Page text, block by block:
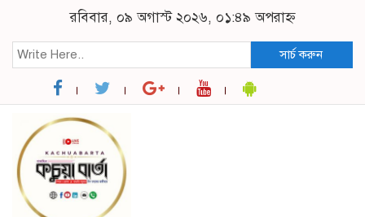
রবিবার, ০৯ অগাস্ট ২০২৬, ০১:৪৯ অপরাহ্ন
সার্চ করুন